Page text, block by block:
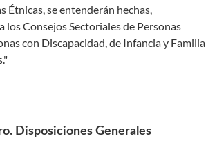
Étnicas, se entenderán hechas,
los Consejos Sectoriales de Personas
con Discapacidad, de Infancia y Familia
Disposiciones Generales